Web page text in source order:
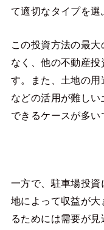
て適切なタイプを選
この投資方法の最
なく、他の不動産
す。また、土地の
などの活用が難し
できるケースが多い
一方で、駐車場投
地によって収益が
るためには需要が